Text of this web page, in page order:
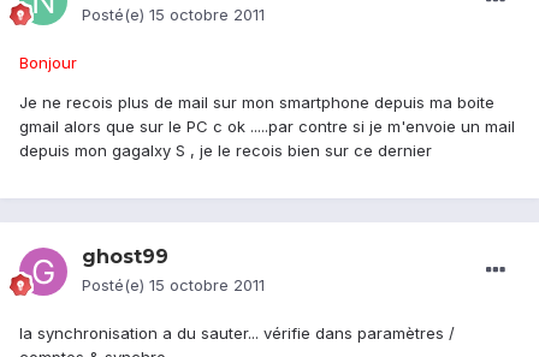
Posté(e) 15 octobre 2011
Bonjour
Je ne recois plus de mail sur mon smartphone depuis ma boite
gmail alors que sur le PC c ok .....par contre si je m'envoie un mail
depuis mon gagalxy S , je le recois bien sur ce dernier
ghost99
Posté(e) 15 octobre 2011
la synchronisation a du sauter... vérifie dans paramètres /